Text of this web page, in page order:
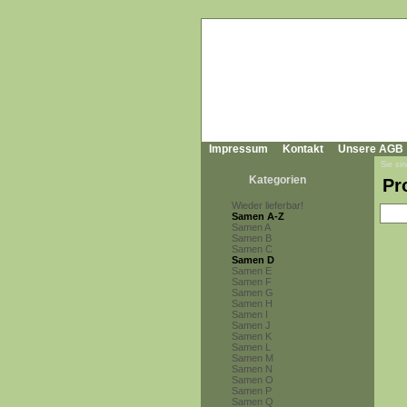
Impressum Kontakt Unsere AGB
Kategorien
Wieder lieferbar!
Samen A-Z
Samen A
Samen B
Samen C
Samen D
Samen E
Samen F
Samen G
Samen H
Samen I
Samen J
Samen K
Samen L
Samen M
Samen N
Samen O
Samen P
Samen Q
Sie